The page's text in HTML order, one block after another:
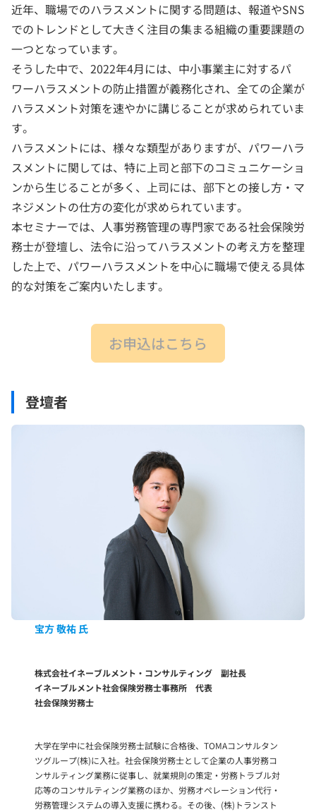
近年、職場でのハラスメントに関する問題は、報道やSNS
でのトレンドとして大きく注目の集まる組織の重要課題の
一つとなっています。
そうした中で、2022年4月には、中小事業主に対するパ
ワーハラスメントの防止措置が義務化され、全ての企業が
ハラスメント対策を速やかに講じることが求められていま
す。
ハラスメントには、様々な類型がありますが、パワーハラ
スメントに関しては、特に上司と部下のコミュニケーショ
ンから生じることが多く、上司には、部下との接し方・マ
ネジメントの仕方の変化が求められています。
本セミナーでは、人事労務管理の専門家である社会保険労
務士が登壇し、法令に沿ってハラスメントの考え方を整理
した上で、パワーハラスメントを中心に職場で使える具体
的な対策をご案内いたします。
お申込はこちら
登壇者
宝方 敬祐 氏
株式会社イネーブルメント・コンサルティング 副社長
イネーブルメント社会保険労務士事務所 代表
社会保険労務士
大学在学中に社会保険労務士試験に合格後、TOMAコンサルタン
ツグループ(株)に入社。社会保険労務士として企業の人事労務コ
ンサルティング業務に従事し、就業規則の策定・労務トラブル対
応等のコンサルティング業務のほか、労務オペレーション代行・
労務管理システムの導入支援に携わる。その後、(株)トランスト